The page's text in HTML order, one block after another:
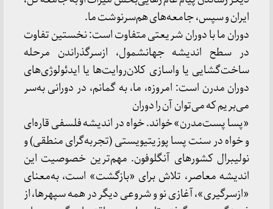
ایران و سپس، جامعه‌های هم‌سرنوشت ما.
دوران ما با دوران شریعتی متفاوت است: نخستین تفاوت
در سطح اندیشه جهانشمول، ازسرگذراندن مرحله
ساخت‌گشایی یا واسازی کلان‌روایت‌ها یا ایدئولوژی‌های
دوران مدرن است: امروزه، ما، به گمانم، در دورانی به‌سر
می‌بریم که می‌توان آن را دوران
«پسا پست‌مدرن» خواند. خواه در اندیشه فلسفی قاره‌ای
و خواه در سنت پسا پوزیتیویستی (تجربه‌گرای منطقی) و
نولیبرال کشورهای آنگلوفون. مهم‌ترین خصوصیت این
اندیشه معاصر، تلاش برای «بازگشت» است، به‌معنای
«ازسرگیری»، آغازی نو و شروعی دیگر در همه سپهرها، از